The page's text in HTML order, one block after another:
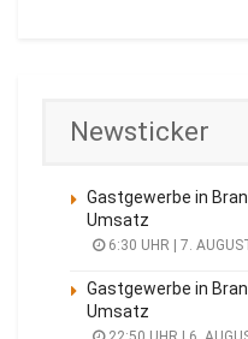
Newsticker
Gastgewerbe in
Umsatz
6:30 UHR | 7.
Gastgewerbe in
Umsatz